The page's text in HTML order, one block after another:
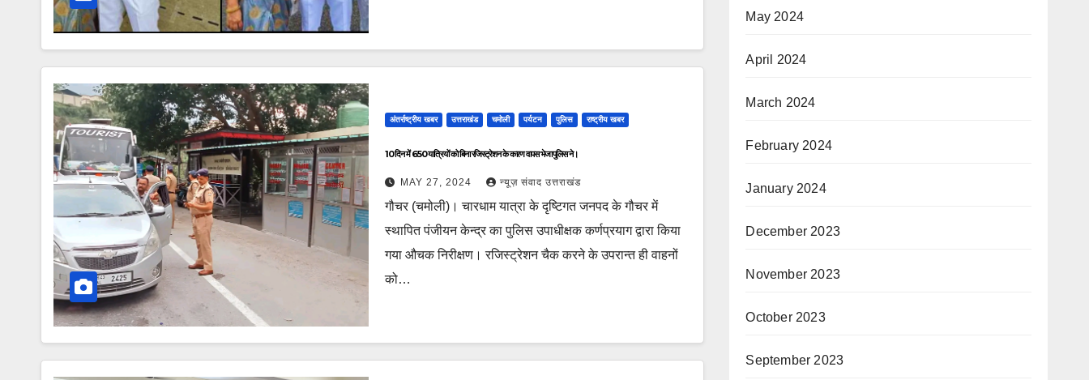
अंतर्राष्ट्रीय खबर उत्तराखंड चमोली पर्यटन पुलिस राष्ट्रीय खबर
10 दिन में 650 यात्रियों को बिना रजिस्ट्रेशन के कारण वापस भेजा पुलिस ने।
MAY 27, 2024 न्यूज़ संवाद उत्तराखंड
गौचर (चमोली)। चारधाम यात्रा के दृष्टिगत जनपद के गौचर में
स्थापित पंजीयन केन्द्र का पुलिस उपाधीक्षक कर्णप्रयाग द्वारा किया
गया औचक निरीक्षण। रजिस्ट्रेशन चैक करने के उपरान्त ही वाहनों
को…
May 2024
April 2024
March 2024
February 2024
January 2024
December 2023
November 2023
October 2023
September 2023